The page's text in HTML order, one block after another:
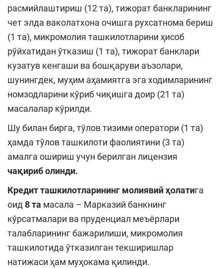
расмийлаштириш (12 та), тижорат банкларининг
чет элда ваколатхона очишга рухсатнома бериш
(1 та), микромолия ташкилотларини ҳисоб
рўйхатидан ўтказиш (1 та), тижорат банклари
кузатув кенгаши ва бошқаруви аъзолари,
шунингдек, муҳим аҳамиятга эга ходимларининг
номзодларини кўриб чиқишга доир (21 та)
масалалар кўрилди.
Шу билан бирга, тўлов тизими оператори (1 та)
ҳамда тўлов ташкилоти фаолиятини (3 та)
амалга ошириш учун берилган лицензия
чақириб олинди.
Кредит ташкилотларининг молиявий ҳолатига
оид8 та масала – Марказий банкнинг
кўрсатмалари ва пруденциал меъёрлари
талабларининг бажарилиши, микромолия
ташкилотида ўтказилган текширишлар
натижаси ҳам муҳокама қилинди.